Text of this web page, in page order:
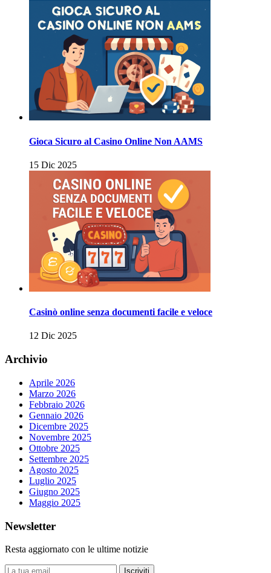
Gioca Sicuro al Casino Online Non AAMS
15 Dic 2025
Casinò online senza documenti facile e veloce
12 Dic 2025
Archivio
Aprile 2026
Marzo 2026
Febbraio 2026
Gennaio 2026
Dicembre 2025
Novembre 2025
Ottobre 2025
Settembre 2025
Agosto 2025
Luglio 2025
Giugno 2025
Maggio 2025
Newsletter
Resta aggiornato con le ultime notizie
Iscriviti